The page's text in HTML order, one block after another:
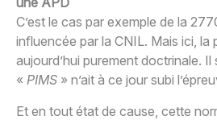
C’est le cas par exemple de la
influencée par la CNIL. Mais ici, la
aujourd’hui purement doctrinale. Il
« PIMS » n’ait à ce jour subi
Et en tout état de cause, cette